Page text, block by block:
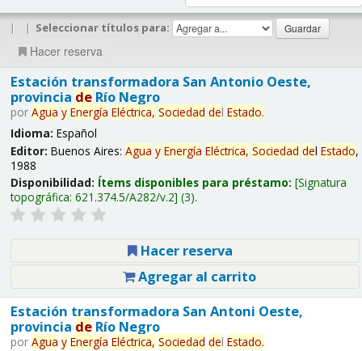
| | Seleccionar títulos para:
Hacer reserva
Estación transformadora San Antonio Oeste,
provincia deRío Negro
por Agua y Energía Eléctrica, Sociedad del Estado.
Idioma: Español
Editor: Buenos Aires: Agua y Energía Eléctrica, Sociedad del Estado,
1988
Disponibilidad: Ítems disponibles para préstamo: Signatura
topográfica: 621.374.5/A282/v.2 (3).
Hacer reserva
Agregar al carrito
Estación transformadora San Antoni Oeste,
provincia deRío Negro
por Agua y Energía Eléctrica, Sociedad del Estado.